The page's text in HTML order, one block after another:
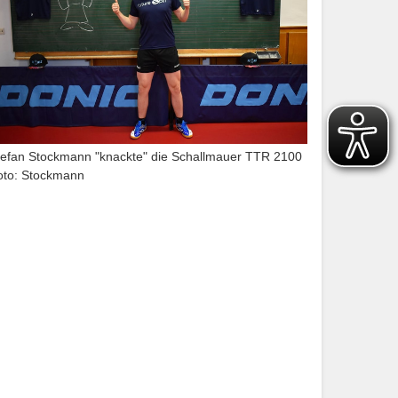
Stockmann "knackte" die Schallmauer TTR 2100
Stockmann